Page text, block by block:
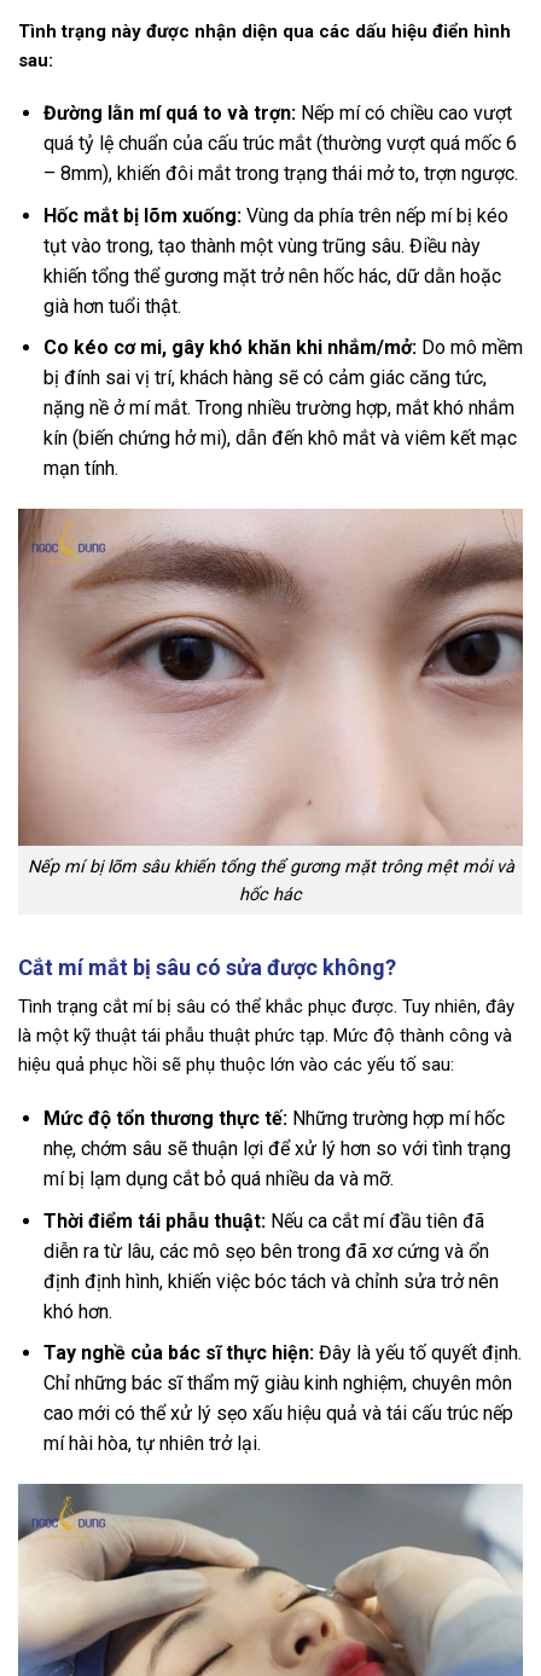
Tình trạng này được nhận diện qua các dấu hiệu điển hình
sau:
Đường lằn mí quá to và trợn:Nếp mí có chiều cao vượt
quá tỷ lệ chuẩn của cấu trúc mắt (thường vượt quá mốc 6
– 8mm), khiến đôi mắt trong trạng thái mở to, trợn ngược.
Hốc mắt bị lõm xuống: Vùng da phía trên nếp mí bị kéo
tụt vào trong, tạo thành một vùng trũng sâu. Điều này
khiến tổng thể gương mặt trở nên hốc hác, dữ dằn hoặc
già hơn tuổi thật.
Co kéo cơ mi, gây khó khăn khi nhắm/mở: Do mô mềm
bị đính sai vị trí, khách hàng sẽ có cảm giác căng tức,
nặng nề ở mí mắt. Trong nhiều trường hợp, mắt khó nhắm
kín (biến chứng hở mi), dẫn đến khô mắt và viêm kết mạc
mạn tính.
Nếp mí bị lõm sâu khiến tổng thể gương mặt trông mệt mỏi và
hốc hác
Cắt mí mắt bị sâu có sửa được không?
Tình trạng cắt mí bị sâu có thể khắc phục được. Tuy nhiên, đây
là một kỹ thuật tái phẫu thuật phức tạp. Mức độ thành công và
hiệu quả phục hồi sẽ phụ thuộc lớn vào các yếu tố sau:
Mức độ tổn thương thực tế: Những trường hợp mí hốc
nhẹ, chớm sâu sẽ thuận lợi để xử lý hơn so với tình trạng
mí bị lạm dụng cắt bỏ quá nhiều da và mỡ.
Thời điểm tái phẫu thuật: Nếu ca cắt mí đầu tiên đã
diễn ra từ lâu, các mô sẹo bên trong đã xơ cứng và ổn
định định hình, khiến việc bóc tách và chỉnh sửa trở nên
khó hơn.
Tay nghề của bác sĩ thực hiện: Đây là yếu tố quyết định.
Chỉ những bác sĩ thẩm mỹ giàu kinh nghiệm, chuyên môn
cao mới có thể xử lý sẹo xấu hiệu quả và tái cấu trúc nếp
mí hài hòa, tự nhiên trở lại.